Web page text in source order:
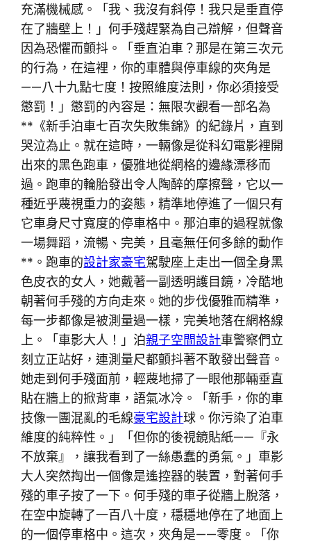
充滿機械感。「我、我沒有斜停！我只是垂直停
在了牆壁上！」何手殘趕緊為自己辯解，但聲音
因為恐懼而顫抖。「垂直泊車？那是在第三次元
的行為，在這裡，你的車體與停車線的夾角是
——八十九點七度！按照維度法則，你必須接受
懲罰！」懲罰的內容是：無限次觀看一部名為
**《新手泊車七百次失敗集錦》的紀錄片，直到
哭泣為止。就在這時，一輛像是從科幻電影裡開
出來的黑色跑車，優雅地從網格的邊緣漂移而
過。跑車的輪胎發出令人陶醉的摩擦聲，它以一
種近乎蔑視重力的姿態，精準地停進了一個只有
它車身尺寸寬度的停車格中。那泊車的過程就像
一場舞蹈，流暢、完美，且毫無任何多餘的動作
**。跑車的設計家豪宅駕駛座上走出一個全身黑
色皮衣的女人，她戴著一副透明護目鏡，冷酷地
朝著何手殘的方向走來。她的步伐優雅而精準，
每一步都像是被測量過一樣，完美地落在網格線
上。「車影大人！」泊親子空間設計車警察們立
刻立正站好，連測量尺都顫抖著不敢發出聲音。
她走到何手殘面前，輕蔑地掃了一眼他那輛垂直
貼在牆上的掀背車，語氣冰冷。「新手，你的車
技像一團混亂的毛線豪宅設計球。你污染了泊車
維度的純粹性。」「但你的後視鏡貼紙——『永
不放棄』，讓我看到了一絲愚蠢的勇氣。」車影
大人突然掏出一個像是遙控器的裝置，對著何手
殘的車子按了一下。何手殘的車子從牆上脫落，
在空中旋轉了一百八十度，穩穩地停在了地面上
的一個停車格中。這次，夾角是——零度。「你